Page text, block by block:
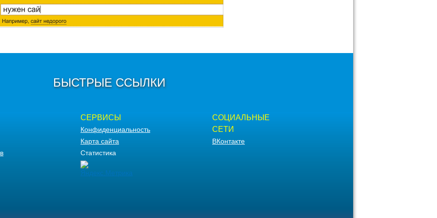
БЫСТРЫЕ ССЫЛКИ
СЕРВИСЫ
Конфиденциальность
Карта сайта
Статистика
СОЦИАЛЬНЫЕ
СЕТИ
ВКонтакте